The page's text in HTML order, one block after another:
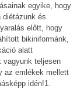
egyike, hogy
diétázunk és
előtt, hogy
bikiniformánk,
alatt
vagyunk teljesen
az emlékek mellett
idén!1.